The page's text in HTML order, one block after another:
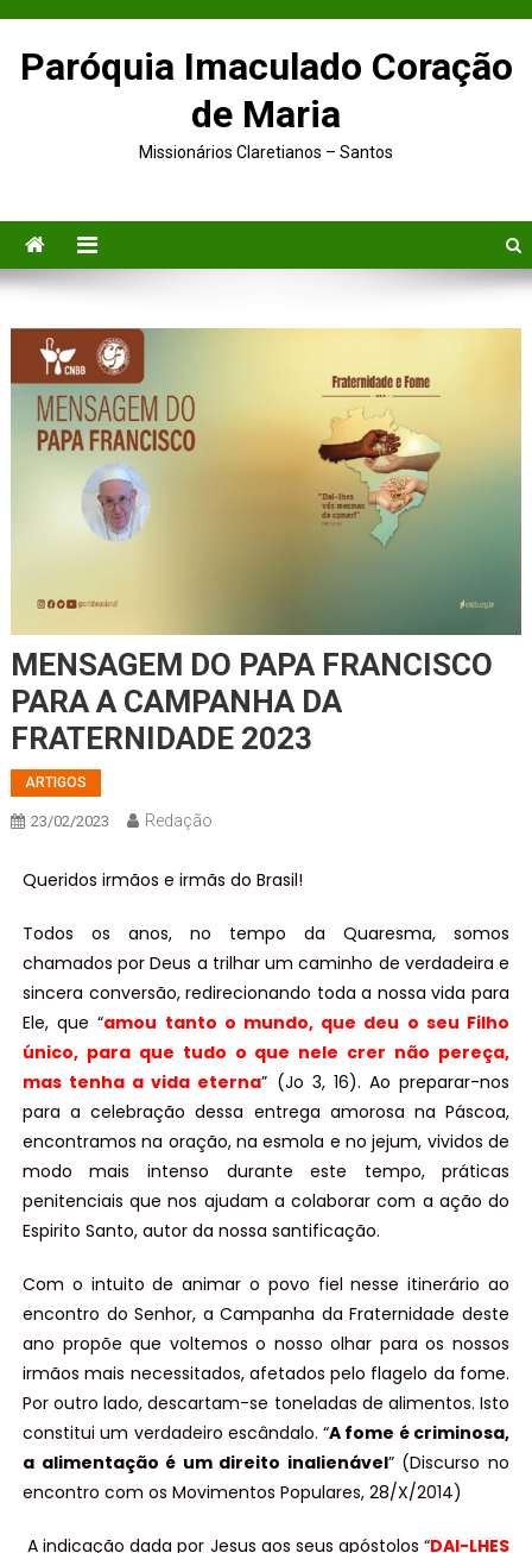
Paróquia Imaculado Coração
de Maria
Missionários Claretianos – Santos
MENSAGEM DO PAPA FRANCISCO
PARA A CAMPANHA DA
FRATERNIDADE 2023
ARTIGOS
23/02/2023 Redação
Queridos irmãos e irmãs do Brasil!
Todos os anos, no tempo da Quaresma, somos
chamados por Deus a trilhar um caminho de verdadeira e
sincera conversão, redirecionando toda a nossa vida para
Ele, que “amou tanto o mundo, que deu o seu Filho
único, para que tudo o que nele crer não pereça,
mas tenha a vida eterna” (Jo 3, 16). Ao preparar-nos
para a celebração dessa entrega amorosa na Páscoa,
encontramos na oração, na esmola e no jejum, vividos de
modo mais intenso durante este tempo, práticas
penitenciais que nos ajudam a colaborar com a ação do
Espirito Santo, autor da nossa santificação.
Com o intuito de animar o povo fiel nesse itinerário ao
encontro do Senhor, a Campanha da Fraternidade deste
ano propõe que voltemos o nosso olhar para os nossos
irmãos mais necessitados, afetados pelo flagelo da fome.
Por outro lado, descartam-se toneladas de alimentos. Isto
constitui um verdadeiro escândalo. “A fome é criminosa,
a alimentação é um direito inalienável” (Discurso no
encontro com os Movimentos Populares, 28/X/2014)
A indicação dada por Jesus aos seus apóstolos “DAI-LHES